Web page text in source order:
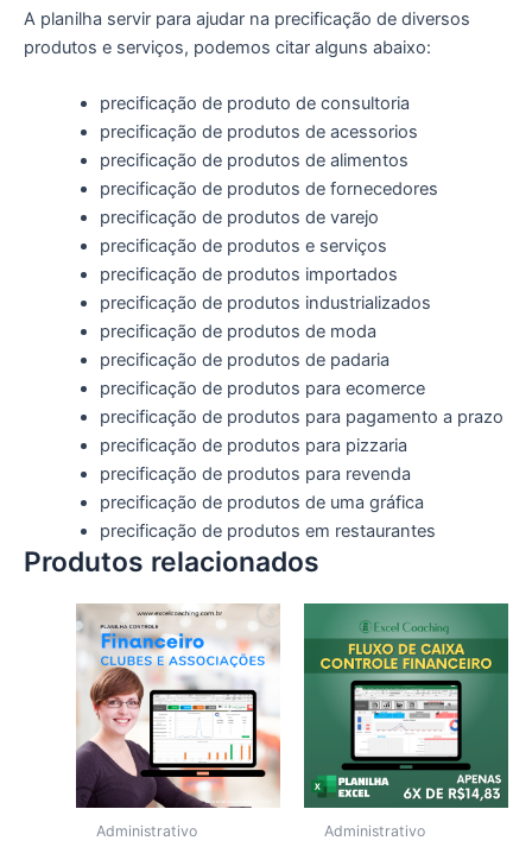
A planilha servir para ajudar na precificação de diversos
produtos e serviços, podemos citar alguns abaixo:
precificação de produto de consultoria
precificação de produtos de acessorios
precificação de produtos de alimentos
precificação de produtos de fornecedores
precificação de produtos de varejo
precificação de produtos e serviços
precificação de produtos importados
precificação de produtos industrializados
precificação de produtos de moda
precificação de produtos de padaria
precificação de produtos para ecomerce
precificação de produtos para pagamento a prazo
precificação de produtos para pizzaria
precificação de produtos para revenda
precificação de produtos de uma gráfica
precificação de produtos em restaurantes
Produtos relacionados
Administrativo Administrativo